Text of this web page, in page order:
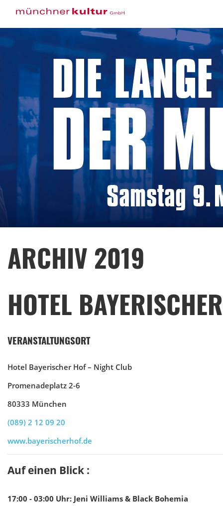
ARCHIV 2019
HOTEL
VERANSTALTUNGSORT
Hotel Bayerischer Hof – Night Club
Promenadeplatz 2-6
80333 München
(089) 2 12 09 20
www.bayerischerhof.de
Auf einen Blick :
17:00 - 03:00 Uhr: Jeni Williams & Black Bohemia